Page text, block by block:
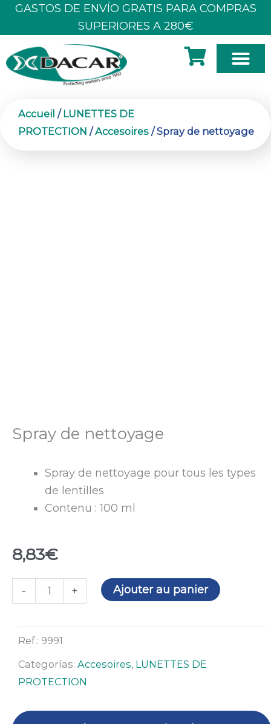
AllerGASTOS DE ENVÍO GRATIS PARA COMPRAS
SUPERIORES A 280€
Accueil /LUNETTES DE
PROTECTION /Accesoires / Spray de nettoyage
Spray de nettoyage
Spray de nettoyage pour tous les types
de lentilles
Contenu : 100 ml
8,83€
-
quantité
de
de
+ Ajouter au panier
Ref.: 9991
Categorías: Accesoires, LUNETTES DE
PROTECTION